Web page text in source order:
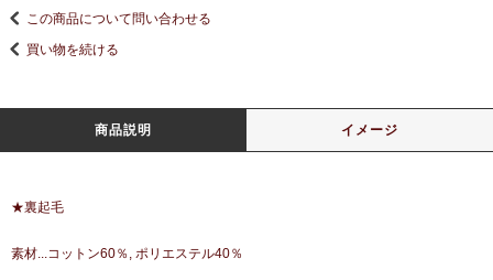
この商品について問い合わせる
買い物を続ける
商品説明 イメージ
★裏起毛
素材...コットン60％, ポリエステル40％